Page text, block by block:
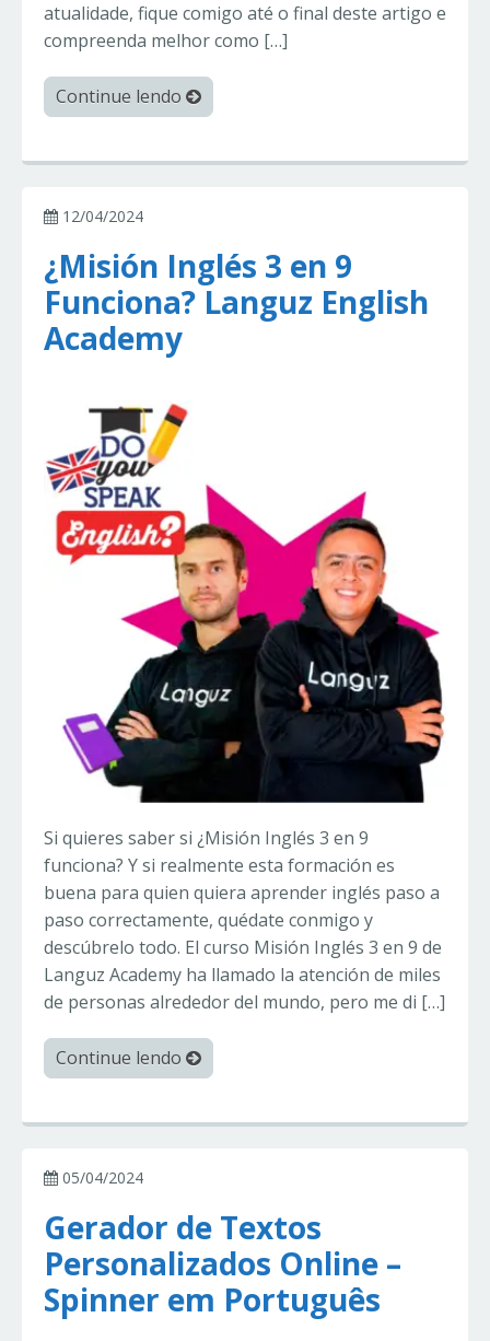
atualidade, fique comigo até o final deste artigo e
compreenda melhor como […]
Continue lendo
12/04/2024
¿Misión Inglés 3 en 9
Funciona? Languz English
Academy
Si quieres saber si ¿Misión Inglés 3 en 9
funciona? Y si realmente esta formación es
buena para quien quiera aprender inglés paso a
paso correctamente, quédate conmigo y
descúbrelo todo. El curso Misión Inglés 3 en 9 de
Languz Academy ha llamado la atención de miles
de personas alrededor del mundo, pero me di […]
Continue lendo
05/04/2024
Gerador de Textos
Personalizados Online –
Spinner em Português